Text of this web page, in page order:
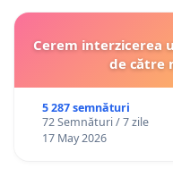
Cerem
de către
5 287 semnături
72 Semnături / 7 zile
17 May 2026